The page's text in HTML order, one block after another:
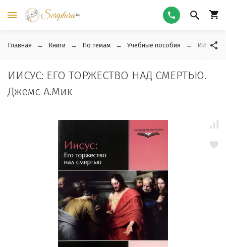
Главная Книги По темам Учебные пособия ИИСУС:
ИИСУС: ЕГО ТОРЖЕСТВО НАД СМЕРТЬЮ.
Джемс А.Мик